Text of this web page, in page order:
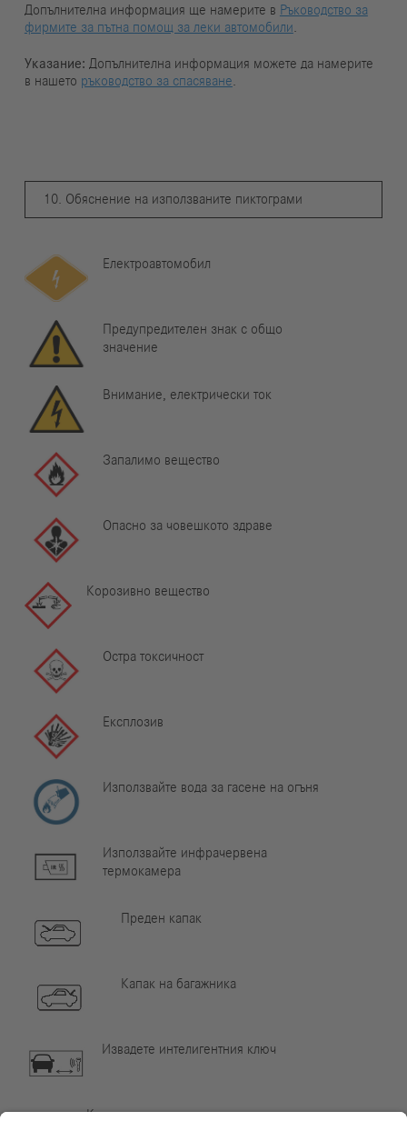
Допълнителна информация ще намерите в Ръководство за
фирмите за пътна помощ за леки автомобили.
Указание: Допълнителна информация можете да намерите
в нашето ръководство за спасяване.
10. Обяснение на използваните пиктограми
Електроавтомобил
Предупредителен знак с общо
значение
Внимание, електрически ток
Запалимо вещество
Опасно за човешкото здраве
Корозивно вещество
Остра токсичност
Експлозив
Използвайте вода за гасене на огъня
Използвайте инфрачервена
термокамера
Преден капак
Капак на багажника
Извадете интелигентния ключ
Компонент от климатизацията